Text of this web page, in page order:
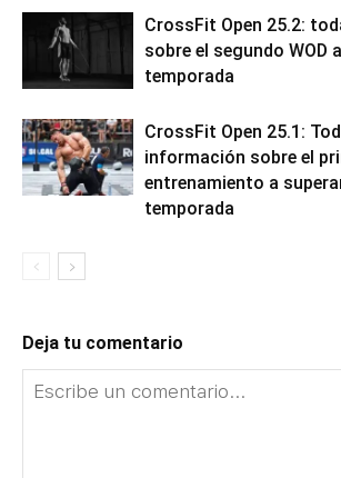
CrossFit Open 25.2:
sobre el segundo WOD
temporada
CrossFit Open 25.1:
información sobre el
entrenamiento a
temporada
Deja tu comentario